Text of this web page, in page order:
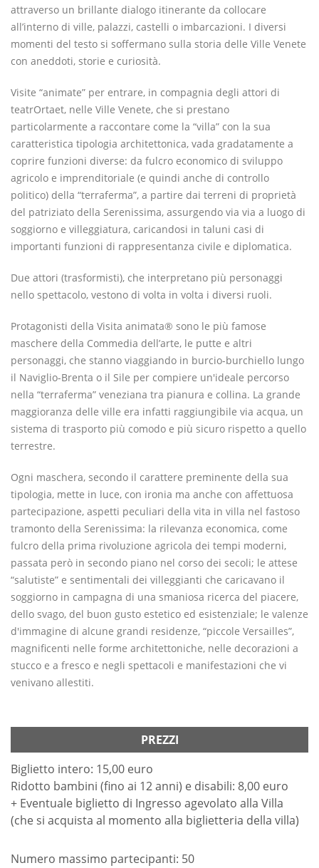
attraverso un brillante dialogo itinerante da collocare
all’interno di ville, palazzi, castelli o imbarcazioni. I diversi
momenti del testo si soffermano sulla storia delle Ville Venete
con aneddoti, storie e curiosità.
Visite “animate” per entrare, in compagnia degli attori di
teatrOrtaet, nelle Ville Venete, che si prestano
particolarmente a raccontare come la “villa” con la sua
caratteristica tipologia architettonica, vada gradatamente a
coprire funzioni diverse: da fulcro economico di sviluppo
agricolo e imprenditoriale (e quindi anche di controllo
politico) della “terraferma”, a partire dai terreni di proprietà
del patriziato della Serenissima, assurgendo via via a luogo di
soggiorno e villeggiatura, caricandosi in taluni casi di
importanti funzioni di rappresentanza civile e diplomatica.
Due attori (trasformisti), che interpretano più personaggi
nello spettacolo, vestono di volta in volta i diversi ruoli.
Protagonisti della Visita animata® sono le più famose
maschere della Commedia dell’arte, le putte e altri
personaggi, che stanno viaggiando in burcio-burchiello lungo
il Naviglio-Brenta o il Sile per compiere un'ideale percorso
nella “terraferma” veneziana tra pianura e collina. La grande
maggioranza delle ville era infatti raggiungibile via acqua, un
sistema di trasporto più comodo e più sicuro rispetto a quello
terrestre.
Ogni maschera, secondo il carattere preminente della sua
tipologia, mette in luce, con ironia ma anche con affettuosa
partecipazione, aspetti peculiari della vita in villa nel fastoso
tramonto della Serenissima: la rilevanza economica, come
fulcro della prima rivoluzione agricola dei tempi moderni,
passata però in secondo piano nel corso dei secoli; le attese
“salutiste” e sentimentali dei villeggianti che caricavano il
soggiorno in campagna di una smaniosa ricerca del piacere,
dello svago, del buon gusto estetico ed esistenziale; le valenze
d'immagine di alcune grandi residenze, “piccole Versailles”,
magnificenti nelle forme architettoniche, nelle decorazioni a
stucco e a fresco e negli spettacoli e manifestazioni che vi
venivano allestiti.
PREZZI
Biglietto intero: 15,00 euro
Ridotto bambini (fino ai 12 anni) e disabili: 8,00 euro
+ Eventuale biglietto di Ingresso agevolato alla Villa
(che si acquista al momento alla biglietteria della villa)
Numero massimo partecipanti: 50